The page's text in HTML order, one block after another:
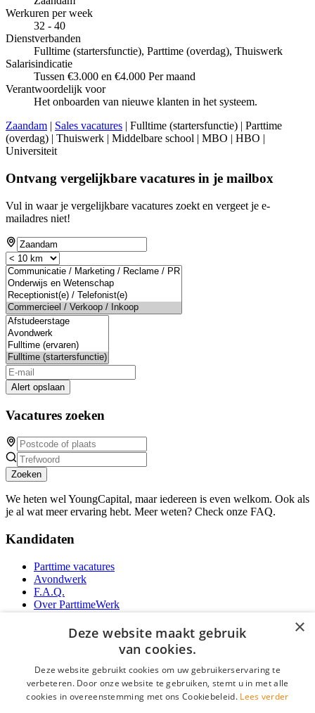
Werkuren per week
32 - 40
Dienstverbanden
Fulltime (startersfunctie), Parttime (overdag), Thuiswerk
Salarisindicatie
Tussen €3.000 en €4.000 Per maand
Verantwoordelijk voor
Het onboarden van nieuwe klanten in het systeem.
Zaandam | Sales vacatures | Fulltime (startersfunctie) | Parttime
(overdag) | Thuiswerk | Middelbare school | MBO | HBO |
Universiteit
Ontvang vergelijkbare vacatures in je mailbox
Vul in waar je vergelijkbare vacatures zoekt en vergeet je e-
mailadres niet!
Alert opslaan
Vacatures zoeken
Zoeken
We heten wel YoungCapital, maar iedereen is even welkom. Ook als
je al wat meer ervaring hebt. Meer weten? Check onze FAQ.
Kandidaten
Parttime vacatures
Avondwerk
F.A.Q.
Over ParttimeWerk
YoungCapital Android App
Parttime personeel
Vacature aanmelden
×
Deze website maakt gebruik
van cookies.
Deze website gebruikt cookies om uw gebruikerservaring te
verbeteren. Door onze website te gebruiken, stemt u in met alle
cookies in overeenstemming met ons Cookiebeleid. Lees verder